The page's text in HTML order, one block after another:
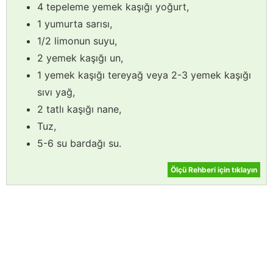
4 tepeleme yemek kaşığı yoğurt,
1 yumurta sarısı,
1/2 limonun suyu,
2 yemek kaşığı un,
1 yemek kaşığı tereyağ veya 2-3 yemek kaşığı
sıvı yağ,
2 tatlı kaşığı nane,
Tuz,
5-6 su bardağı su.
Ölçü Rehberi için tıklayın